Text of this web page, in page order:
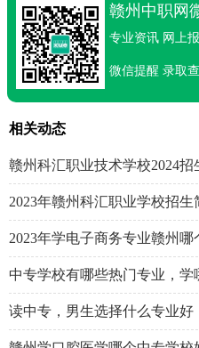
赣州中职网
专业资讯 网上
微信提醒 录取
相关动态
赣州科汇职业技术学校2024招
2023年赣州科汇职业学校招生
2023年学电子商务专业赣州哪
中专学校有哪些热门专业，学
读中专，男生选择什么专业好